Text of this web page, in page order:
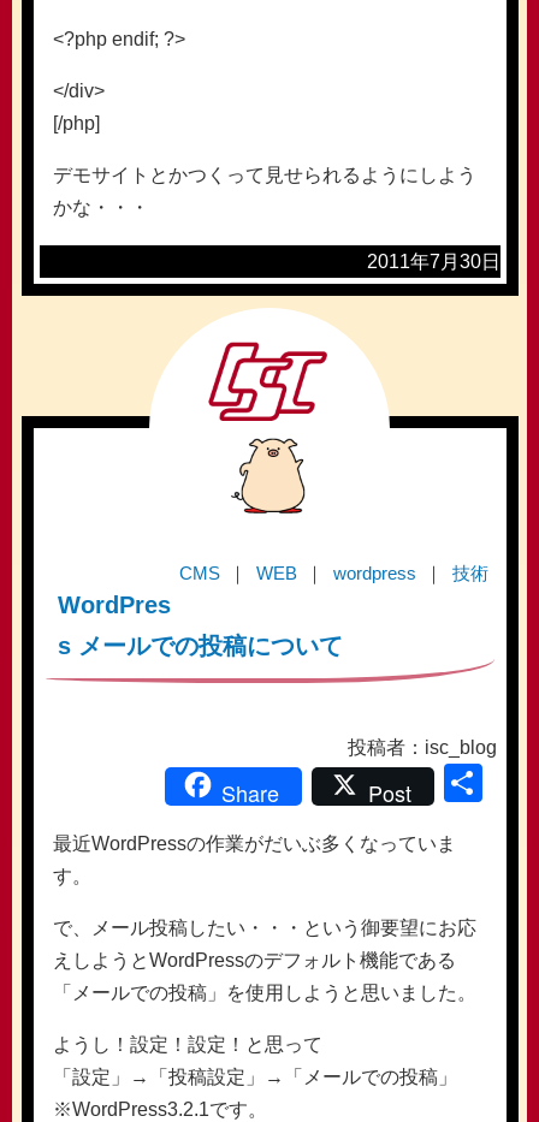
<?php endif; ?>
</div>
[/php]
デモサイトとかつくって見せられるようにしよう
かな・・・
2011年7月30日
CMS WEB wordpress 技術
WordPres
s メールでの投稿について
投稿者：isc_blog
Share Post
最近WordPressの作業がだいぶ多くなっていま
す。
で、メール投稿したい・・・という御要望にお応
えしようとWordPressのデフォルト機能である
「メールでの投稿」を使用しようと思いました。
ようし！設定！設定！と思って
「設定」→「投稿設定」→「メールでの投稿」
※WordPress3.2.1です。